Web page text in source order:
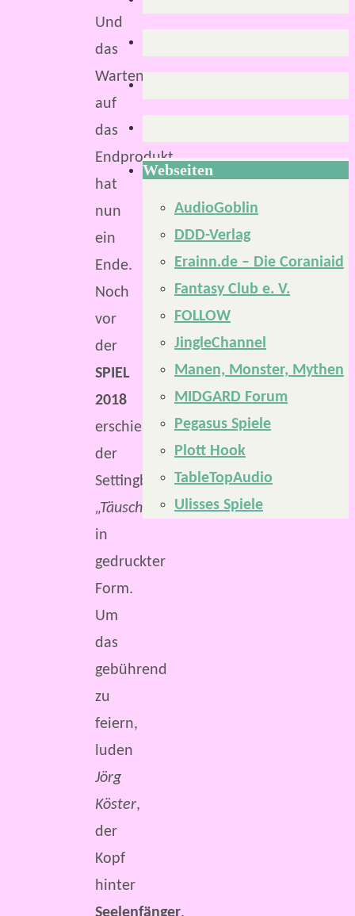
Und
das
Warten
auf
das
Endprodukt
hat
nun
ein
Ende.
Noch
vor
der
SPIEL
2018
erschien
der
Settingband
„Täuscherland“
in
gedruckter
Form.
Um
das
gebührend
zu
feiern,
luden
Jörg
Köster,
der
Kopf
hinter
Webseiten
AudioGoblin
DDD-Verlag
Erainn.de – Die Coraniaid
Fantasy Club e. V.
FOLLOW
JingleChannel
Manen, Monster, Mythen
MIDGARD Forum
Pegasus Spiele
Plott Hook
TableTopAudio
Ulisses Spiele